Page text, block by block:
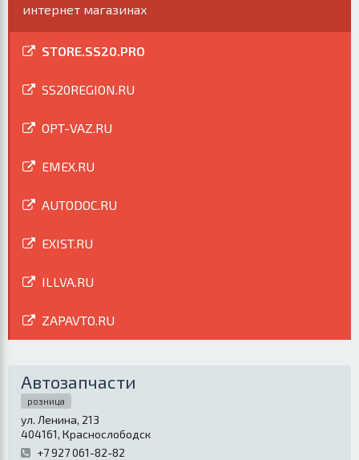
интернет магазинах
STORE.SS20.PRO
SS20REGION.RU
OPT-VAZ.RU
EMEX.RU
AUTODOC.RU
EXIST.RU
ILLVA.RU
ZAPAVTO.RU
Автозапчасти
розница
ул. Ленина, 213
404161, Краснослободск
+7 927 061-82-82